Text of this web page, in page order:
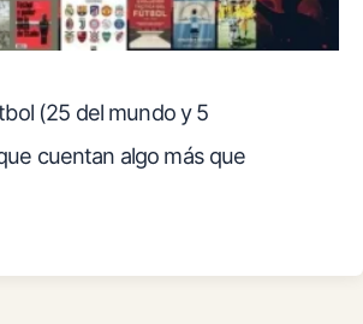
(25 del mundo y 5
cuentan algo más que